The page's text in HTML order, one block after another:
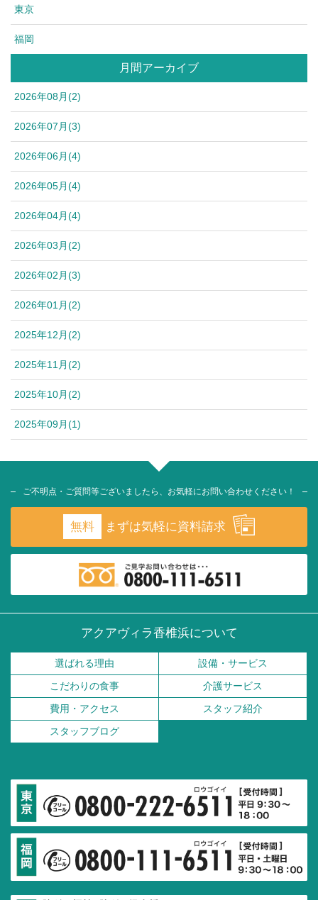
東京
福岡
月間アーカイブ
2026年08月(2)
2026年07月(3)
2026年06月(4)
2026年05月(4)
2026年04月(4)
2026年03月(2)
2026年02月(3)
2026年01月(2)
2025年12月(2)
2025年11月(2)
2025年10月(2)
2025年09月(1)
ご不明点・ご質問等ございましたら、お気軽にお問い合わせください！
無料 まずは気軽に資料請求
アクアヴィラ香椎浜について
選ばれる理由
設備・サービス
こだわりの食事
介護サービス
費用・アクセス
スタッフ紹介
スタッフブログ